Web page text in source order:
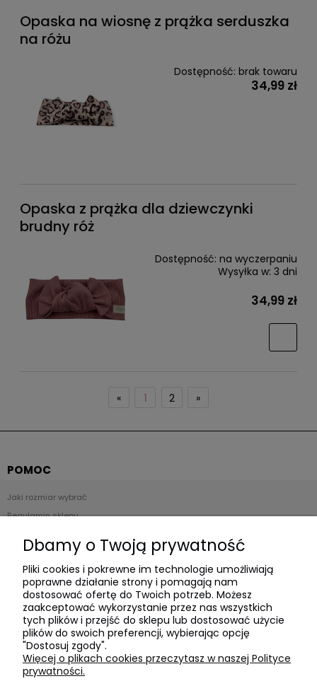
Opaska na wiosnę z prążka serduszka
na różu
Dostępność: brak towaru
34,99 zł
Opaska z prążka dla dziewczynki
brudny róż
Dostępność: na wyczerpaniu
Wysyłka w: 3 dni
34,99 zł
« 1 2 »
POMOC
Jaki rozmiar wybrać
Regulamin sklepu
Polityka prywatności
Płatności i dostawa
Czas realizacji zamówienia
Czas i koszty dostawy
Formy płatności
Dbamy o Twoją prywatność
Pliki cookies i pokrewne im technologie umożliwiają
poprawne działanie strony i pomagają nam
dostosować ofertę do Twoich potrzeb. Możesz
zaakceptować wykorzystanie przez nas wszystkich
tych plików i przejść do sklepu lub dostosować użycie
plików do swoich preferencji, wybierając opcję
"Dostosuj zgody".
Więcej o plikach cookies przeczytasz w naszej Polityce
prywatności.